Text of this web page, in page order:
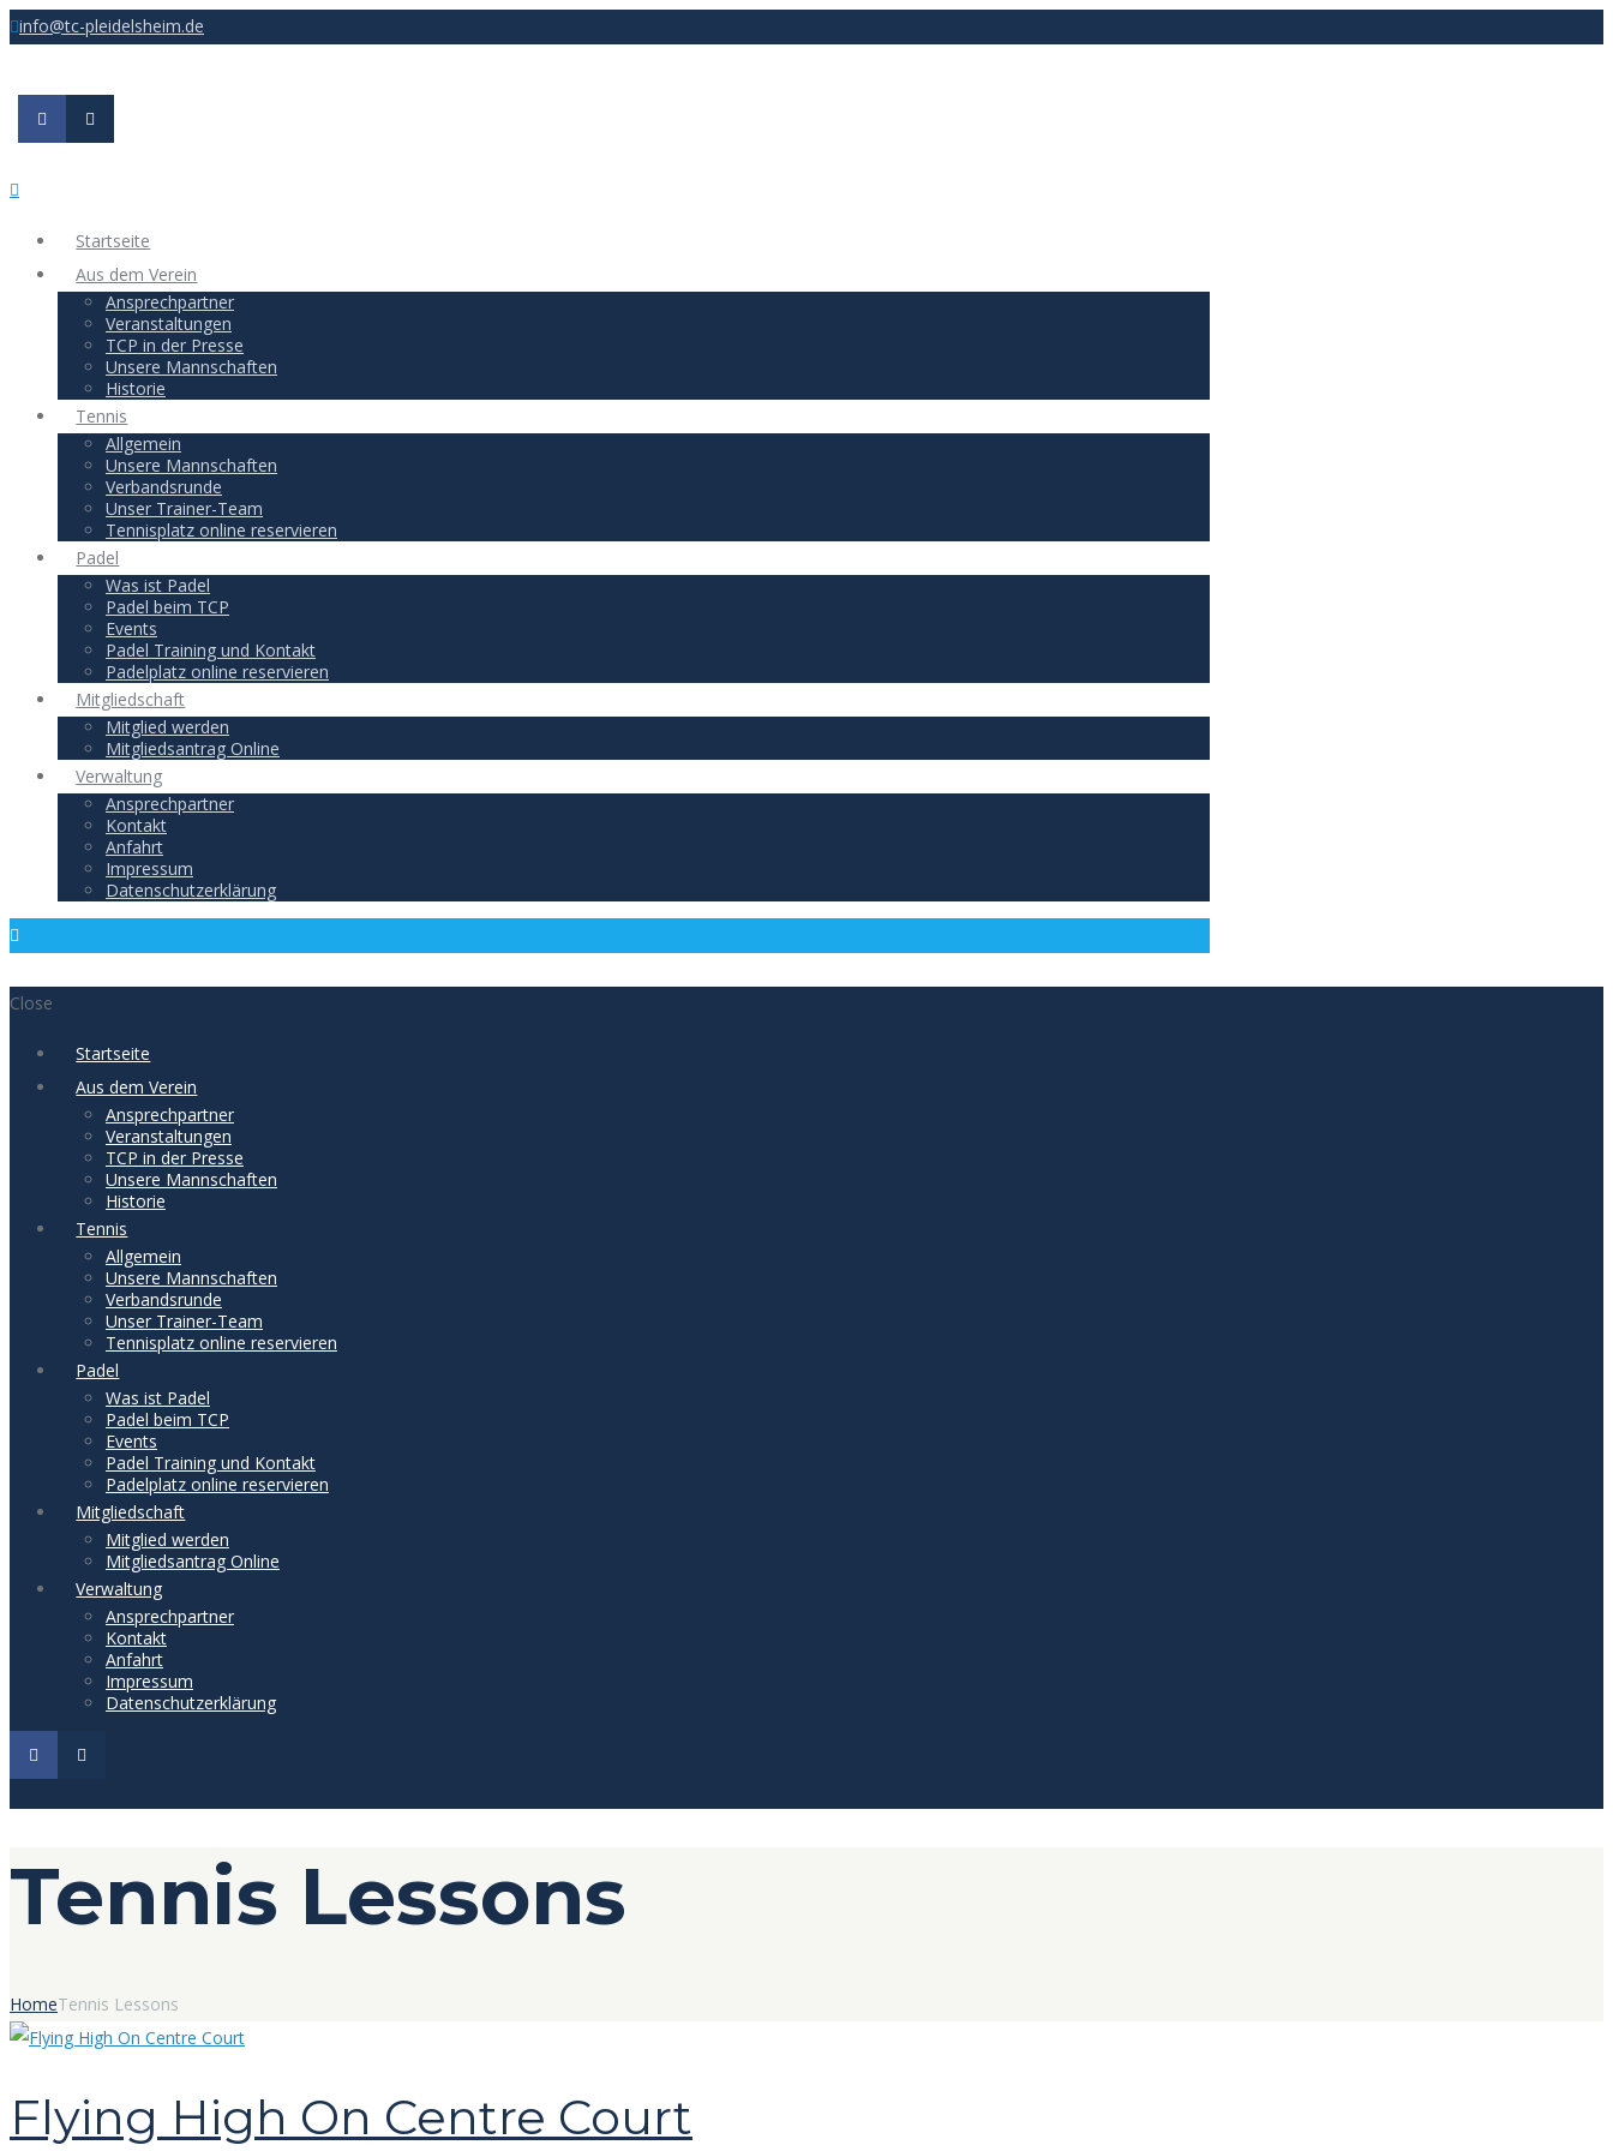
info@tc-pleidelsheim.de
Startseite
Aus dem Verein
Ansprechpartner
Veranstaltungen
TCP in der Presse
Unsere Mannschaften
Historie
Tennis
Allgemein
Unsere Mannschaften
Verbandsrunde
Unser Trainer-Team
Tennisplatz online reservieren
Padel
Was ist Padel
Padel beim TCP
Events
Padel Training und Kontakt
Padelplatz online reservieren
Mitgliedschaft
Mitglied werden
Mitgliedsantrag Online
Verwaltung
Ansprechpartner
Kontakt
Anfahrt
Impressum
Datenschutzerklärung
Close
Startseite
Aus dem Verein
Ansprechpartner
Veranstaltungen
TCP in der Presse
Unsere Mannschaften
Historie
Tennis
Allgemein
Unsere Mannschaften
Verbandsrunde
Unser Trainer-Team
Tennisplatz online reservieren
Padel
Was ist Padel
Padel beim TCP
Events
Padel Training und Kontakt
Padelplatz online reservieren
Mitgliedschaft
Mitglied werden
Mitgliedsantrag Online
Verwaltung
Ansprechpartner
Kontakt
Anfahrt
Impressum
Datenschutzerklärung
Tennis Lessons
HomeTennis Lessons
Flying High On Centre Court